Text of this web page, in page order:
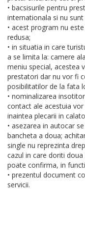
• bacsisurile pentru
internationala si nu
• acest program nu
redusa;
• in situatia in care
a se limita la: camere
meniu special, acestea
prestatori dar nu vor fi
posibilitatilor de la fata
• nominalizarea
contact ale acestuia
inaintea plecarii in
• asezarea in autocar
bancheta a doua;
single nu reprezinta
cazul in care doriti
poate confirma, in
• prezentul document
servicii.